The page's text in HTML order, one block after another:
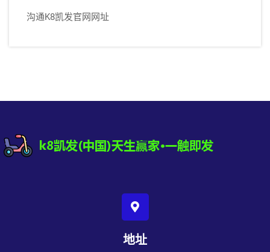
沟通K8凯发官网网址
地址